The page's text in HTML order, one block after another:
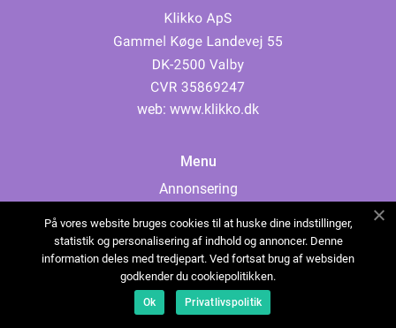
web: www.klikko.dk
Menu
Annonsering
Cookies
Kontakta oss
Sitemap
På vores website bruges cookies til at huske dine indstillinger,
statistik og personalisering af indhold og annoncer. Denne
information deles med tredjepart. Ved fortsat brug af websiden
godkender du cookiepolitikken.
Ok Privatlivspolitik